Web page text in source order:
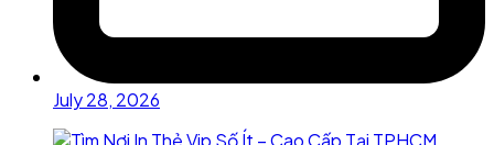
July 28, 2026